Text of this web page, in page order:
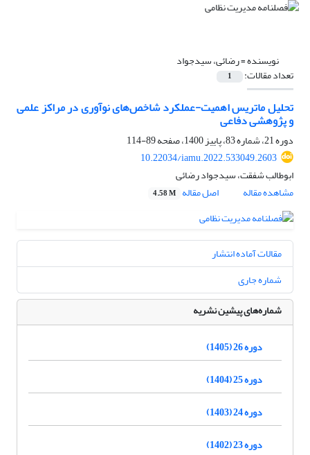
نویسنده =رضائی، سیدجواد
تعداد مقالات: 1
تحلیل ماتریس اهمیت-عملکرد شاخص‌های نوآوری در مراکز علمی
و پژوهشی دفاعی
دوره 21، شماره 83، پاییز 1400، صفحه
89-114
10.22034/iamu.2022.533049.2603
ابوطالب شفقت، سیدجواد رضائی
مشاهده مقاله
اصل مقاله 4.58 M
مقالات آماده انتشار
شماره جاری
شماره‌های پیشین نشریه
دوره 26 (1405)
دوره 25 (1404)
دوره 24 (1403)
دوره 23 (1402)